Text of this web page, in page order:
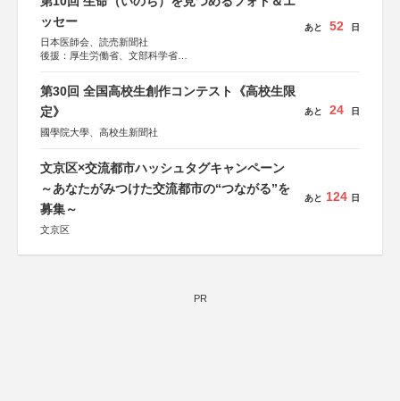
ッセー
日本医師会、読売新聞社
後援：厚生労働省、文部科学省
しん生命保険株式会社
あと 52 日
第30回 全国高校生創作コンテスト《高校生限
定》
國學院大學、高校生新聞社
あと 24 日
文京区×交流都市ハッシュタグキャンペーン
～あなたがみつけた交流都市の“つながる”を
募集～
文京区
あと 124 日
PR